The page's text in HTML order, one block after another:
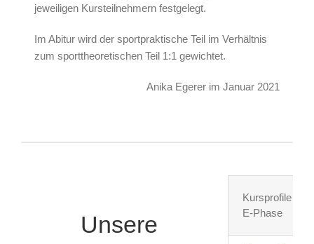
jeweiligen Kursteilnehmern festgelegt.
Im Abitur wird der sportpraktische Teil im Verhältnis
zum sporttheoretischen Teil 1:1 gewichtet.
Anika Egerer im Januar 2021
Unsere
Kursprofile
E-Phase